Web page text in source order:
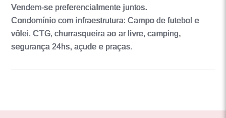
Vendem-se preferencialmente juntos.
Condomínio com infraestrutura: Campo de futebol e
vôlei, CTG, churrasqueira ao ar livre, camping,
segurança 24hs, açude e praças.